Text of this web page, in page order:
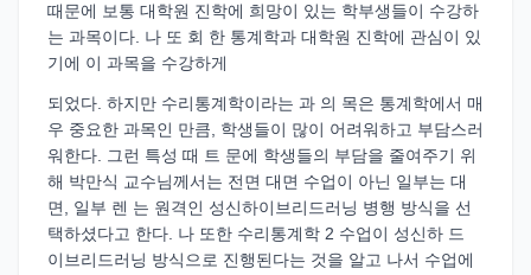
때문에 보통 대학원 진학에 희망이 있는 학부생들이 수강하
는 과목이다. 나 또 회 한 통계학과 대학원 진학에 관심이 있
기에 이 과목을 수강하게
되었다. 하지만 수리통계학이라는 과 의 목은 통계학에서 매
우 중요한 과목인 만큼, 학생들이 많이 어려워하고 부담스러
워한다. 그런 특성 때 트 문에 학생들의 부담을 줄여주기 위
해 박만식 교수님께서는 전면 대면 수업이 아닌 일부는 대
면, 일부 렌 는 원격인 성신하이브리드러닝 병행 방식을 선
택하셨다고 한다. 나 또한 수리통계학 2 수업이 성신하 드
이브리드러닝 방식으로 진행된다는 것을 알고 나서 수업에